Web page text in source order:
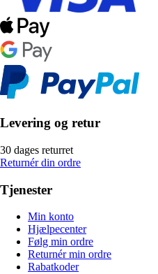
Levering og retur
30 dages returret
Returnér din ordre
Tjenester
Min konto
Hjælpecenter
Følg min ordre
Returnér min ordre
Rabatkoder